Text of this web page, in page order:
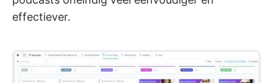
effectiever.